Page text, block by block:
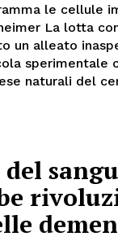
le cellule
La lotta
un alleato
sperimentale
naturali del